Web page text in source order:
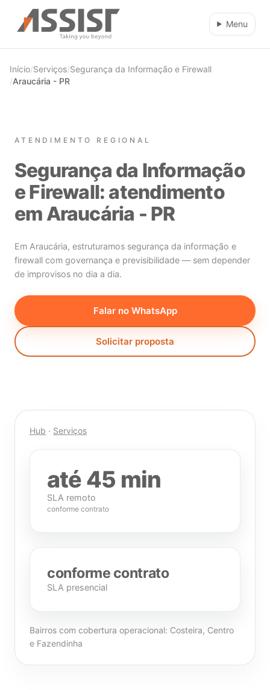
Ir direto para o conteúdo
Menu
Início/Serviços/Segurança da Informação e Firewall
/Araucária - PR
ATENDIMENTO REGIONAL
Segurança da Informação
e Firewall: atendimento
em Araucária - PR
Em Araucária, estruturamos segurança da informação e
firewall com governança e previsibilidade — sem depender
de improvisos no dia a dia.
Falar no WhatsApp
Solicitar proposta
Hub · Serviços
até 45 min
SLA remoto
conforme contrato
conforme contrato
SLA presencial
Bairros com cobertura operacional: Costeira, Centro
e Fazendinha